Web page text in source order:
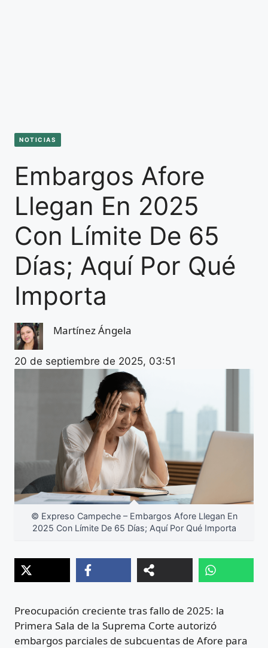
NOTICIAS
Embargos Afore
Llegan En 2025
Con Límite De 65
Días; Aquí Por Qué
Importa
Martínez Ángela
20 de septiembre de 2025, 03:51
© Expreso Campeche – Embargos Afore Llegan En
2025 Con Límite De 65 Días; Aquí Por Qué Importa
Preocupación creciente tras fallo de 2025: la
Primera Sala de la Suprema Corte autorizó
embargos parciales de subcuentas de Afore para